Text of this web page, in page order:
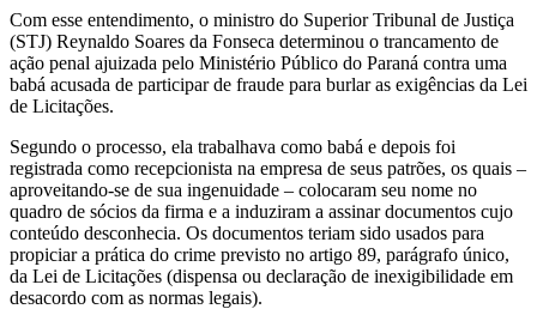
Com esse entendimento, o ministro do Superior Tribunal de Justiça
(STJ) Reynaldo Soares da Fonseca determinou o trancamento de
ação penal ajuizada pelo Ministério Público do Paraná contra uma
babá acusada de participar de fraude para burlar as exigências da Lei
de Licitações.
Segundo o processo, ela trabalhava como babá e depois foi
registrada como recepcionista na empresa de seus patrões, os quais –
aproveitando-se de sua ingenuidade – colocaram seu nome no
quadro de sócios da firma e a induziram a assinar documentos cujo
conteúdo desconhecia. Os documentos teriam sido usados para
propiciar a prática do crime previsto no artigo 89, parágrafo único,
da Lei de Licitações (dispensa ou declaração de inexigibilidade em
desacordo com as normas legais).